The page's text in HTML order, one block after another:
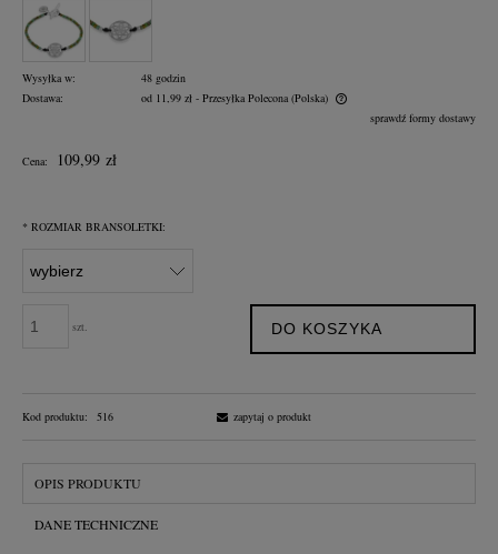
Wysyłka w:
48 godzin
Dostawa:
od 11,99 zł - Przesyłka Polecona (Polska)
sprawdź formy dostawy
Cena: 109,99 zł
* ROZMIAR BRANSOLETKI:
szt. DO KOSZYKA
Kod produktu: 516 zapytaj o produkt
OPIS PRODUKTU
DANE TECHNICZNE